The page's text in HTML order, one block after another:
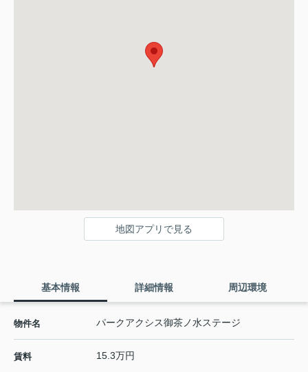
地図アプリで見る
基本情報 詳細情報 周辺環境
物件名 パークアクシス御茶ノ水ステージ
賃料 15.3万円